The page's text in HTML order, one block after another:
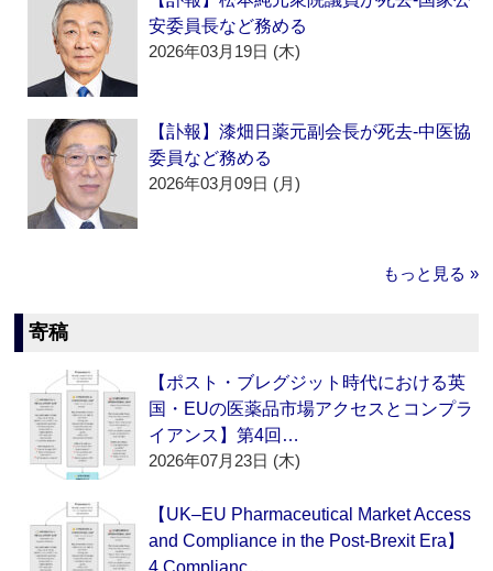
安委員長など務める
2026年03月19日 (木)
【訃報】漆畑日薬元副会長が死去‐中医協
委員など務める
2026年03月09日 (月)
もっと見る »
寄稿
【ポスト・ブレグジット時代における英
国・EUの医薬品市場アクセスとコンプラ
イアンス】第4回…
2026年07月23日 (木)
【UK–EU Pharmaceutical Market Access
and Compliance in the Post-Brexit Era】